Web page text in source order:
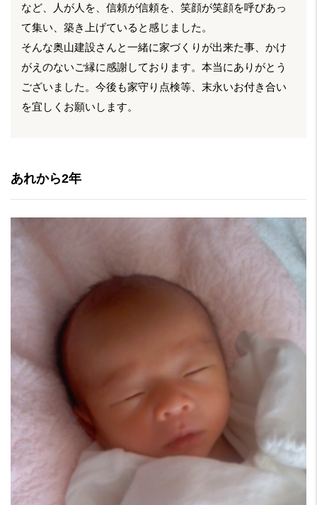
など、人が人を、信頼が信頼を、笑顔が笑顔を呼びあっ
て集い、築き上げていると感じました。
そんな奥山建設さんと一緒に家づくりが出来た事、かけ
がえのないご縁に感謝しております。本当にありがとう
ございました。今後も家守り点検等、末永いお付き合い
を宜しくお願いします。
あれから2年